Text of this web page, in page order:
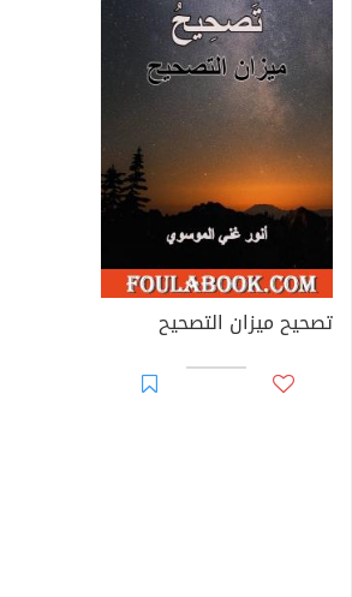
تصحيح ميزان التصحيح